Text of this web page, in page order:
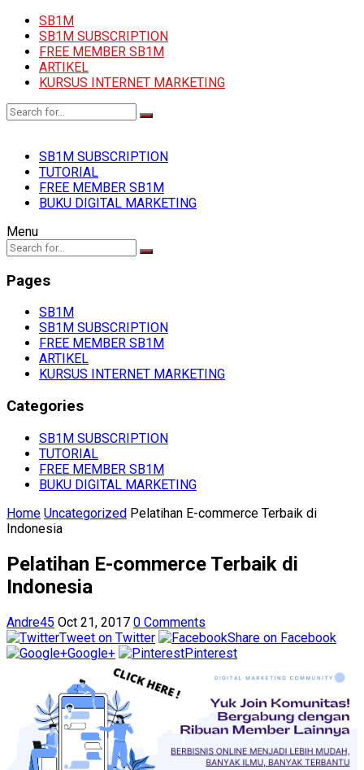
SB1M
SB1M SUBSCRIPTION
FREE MEMBER SB1M
ARTIKEL
KURSUS INTERNET MARKETING
SB1M SUBSCRIPTION
TUTORIAL
FREE MEMBER SB1M
BUKU DIGITAL MARKETING
Menu
Pages
SB1M
SB1M SUBSCRIPTION
FREE MEMBER SB1M
ARTIKEL
KURSUS INTERNET MARKETING
Categories
SB1M SUBSCRIPTION
TUTORIAL
FREE MEMBER SB1M
BUKU DIGITAL MARKETING
Home Uncategorized Pelatihan E-commerce Terbaik di
Indonesia
Pelatihan E-commerce Terbaik di
Indonesia
Andre45 Oct 21, 2017 0 Comments
Tweet on Twitter
Share on Facebook
Google+
Pinterest